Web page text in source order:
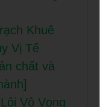
Khuê
Vị Tế
chất và
Vô Vọng